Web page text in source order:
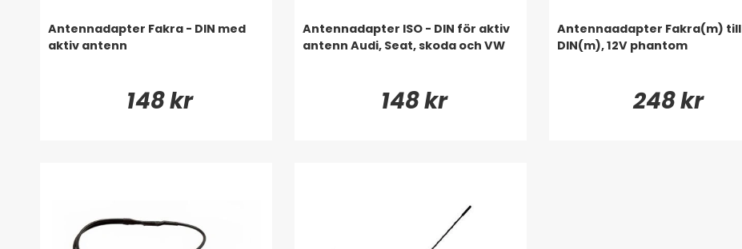
Antennadapter Fakra - DIN med
aktiv antenn
148 kr
Antennadapter ISO - DIN för aktiv
antenn Audi, Seat, skoda och VW
148 kr
Antennaadapter Fakra(m) till
DIN(m), 12V phantom
248 kr